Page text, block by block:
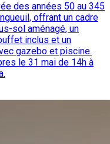
des années 50 au 345
offrant un cadre
sol aménagé, un
inclus et un
gazebo et piscine.
le 31 mai de 14h à